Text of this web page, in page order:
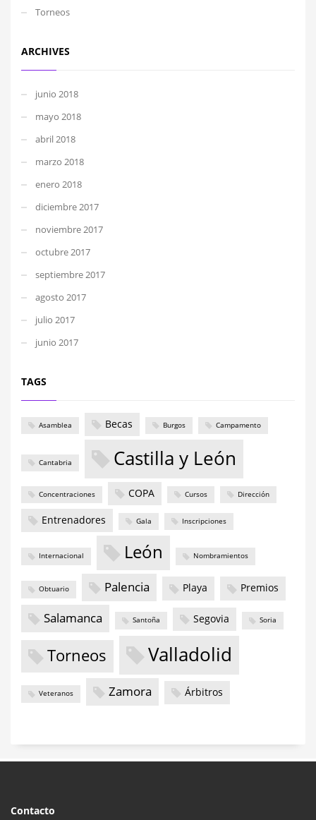
Torneos
ARCHIVES
junio 2018
mayo 2018
abril 2018
marzo 2018
enero 2018
diciembre 2017
noviembre 2017
octubre 2017
septiembre 2017
agosto 2017
julio 2017
junio 2017
TAGS
Asamblea Becas Burgos Campamento
Cantabria Castilla y León
Concentraciones COPA Cursos Dirección
Entrenadores Gala Inscripciones
Internacional León Nombramientos
Obtuario Palencia Playa Premios
Salamanca Santoña Segovia Soria
Torneos Valladolid
Veteranos Zamora Árbitros
Contacto